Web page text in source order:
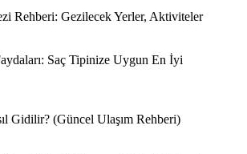
Rehberi: Gezilecek Yerler, Aktiviteler
Saç Tipinize Uygun En İyi
Gidilir? (Güncel Ulaşım Rehberi)